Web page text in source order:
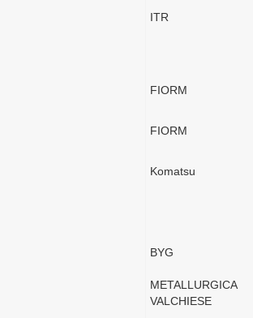
ITR
FIORM
FIORM
Komatsu
BYG
METALLURGICA
VALCHIESE